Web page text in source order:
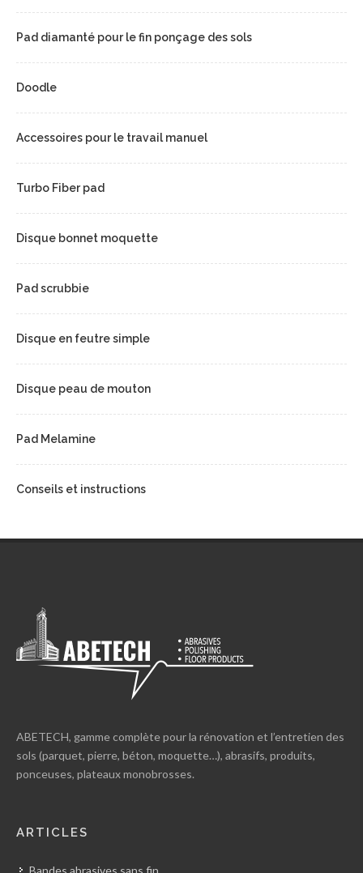
Pad diamanté pour le fin ponçage des sols
Doodle
Accessoires pour le travail manuel
Turbo Fiber pad
Disque bonnet moquette
Pad scrubbie
Disque en feutre simple
Disque peau de mouton
Pad Melamine
Conseils et instructions
ABETECH, gamme complète pour la rénovation et l’entretien des
sols (parquet, pierre, béton, moquette…), abrasifs, produits,
ponceuses, plateaux monobrosses.
ARTICLES
Bandes abrasives sans fin